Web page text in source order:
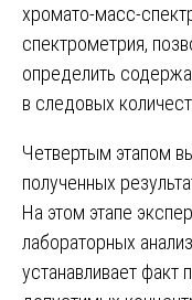
хромато-масс-
спектрометрия,
определить
в следовых
Четвертым этапом
полученных
На этом этапе
лабораторных
устанавливает